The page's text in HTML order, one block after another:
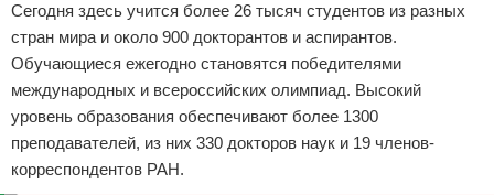
Сегодня здесь учится более 26 тысяч студентов из разных
стран мира и около 900 докторантов и аспирантов.
Обучающиеся ежегодно становятся победителями
международных и всероссийских олимпиад. Высокий
уровень образования обеспечивают более 1300
преподавателей, из них 330 докторов наук и 19 членов-
корреспондентов РАН.